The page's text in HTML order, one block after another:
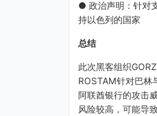
● 政治声明：针对
持以色列的国家
总结
此次黑客组织GORZ
ROSTAM针对巴林
阿联酋银行的攻击
风险较高，可能导